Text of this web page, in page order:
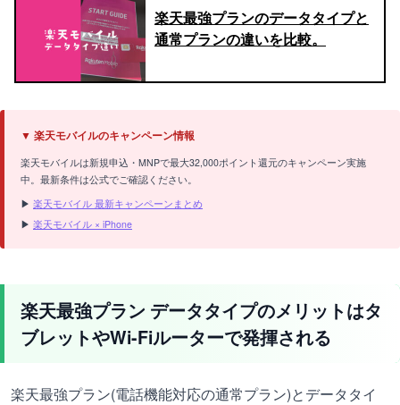
楽天最強プランのデータタイプと
通常プランの違いを比較。
▼ 楽天モバイルのキャンペーン情報
楽天モバイルは新規申込・MNPで最大32,000ポイント還元のキャンペーン実施
中。最新条件は公式でご確認ください。
▶ 楽天モバイル 最新キャンペーンまとめ
▶ 楽天モバイル × iPhone
楽天最強プラン データタイプのメリットはタ
ブレットやWi-Fiルーターで発揮される
楽天最強プラン(電話機能対応の通常プラン)とデータタイ